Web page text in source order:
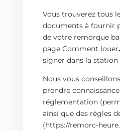
Vous trouverez tous
documents à fournir
de votre remorque
page Comment louer.
signer dans la station
Nous vous
prendre
réglementation
ainsi que desrègles
(https://remorc-